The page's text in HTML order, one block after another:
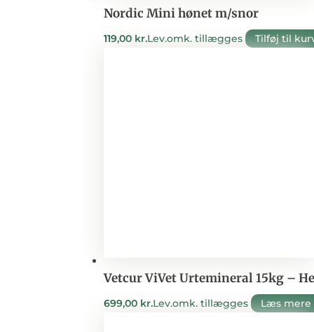
Nordic Mini hønet m/snor
119,00 kr.Lev.omk. tillægges Tilføj til
Vetcur ViVet Urtemineral 15kg –
699,00 kr.Lev.omk. tillægges Læs mere